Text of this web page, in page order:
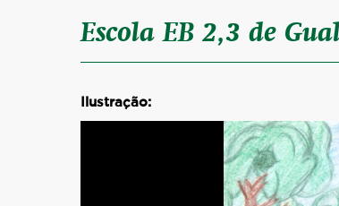
Escola EB 2,3 de
Ilustração: